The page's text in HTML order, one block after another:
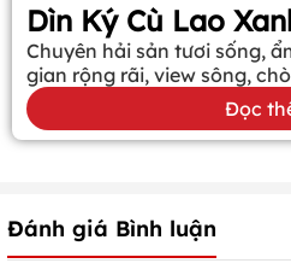
Dìn Ký Cù Lao
Chuyên hải sản tươi sống,
gian rộng rãi, view sông,
Đọc
Đánh giá Bình luận